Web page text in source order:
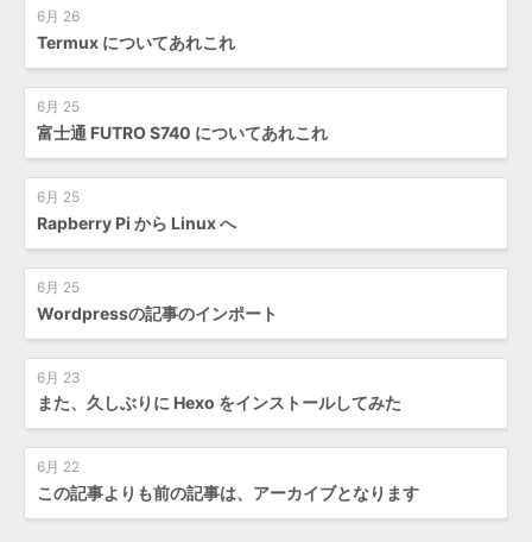
6月 26
Termux についてあれこれ
6月 25
富士通 FUTRO S740 についてあれこれ
6月 25
Rapberry Pi から Linux へ
6月 25
Wordpressの記事のインポート
6月 23
また、久しぶりに Hexo をインストールしてみた
6月 22
この記事よりも前の記事は、アーカイブとなります